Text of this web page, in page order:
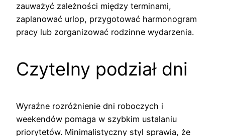
zauważyć zależności między terminami,
zaplanować urlop, przygotować harmonogram
pracy lub zorganizować rodzinne wydarzenia.
Czytelny podział dni
Wyraźne rozróżnienie dni roboczych i
weekendów pomaga w szybkim ustalaniu
priorytetów. Minimalistyczny styl sprawia, że